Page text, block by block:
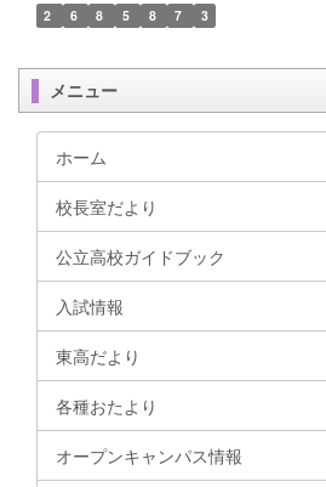
2 6 8 5 8 7 3
メニュー
ホーム
校長室だより
公立高校ガイドブック
入試情報
東高だより
各種おたより
オープンキャンパス情報